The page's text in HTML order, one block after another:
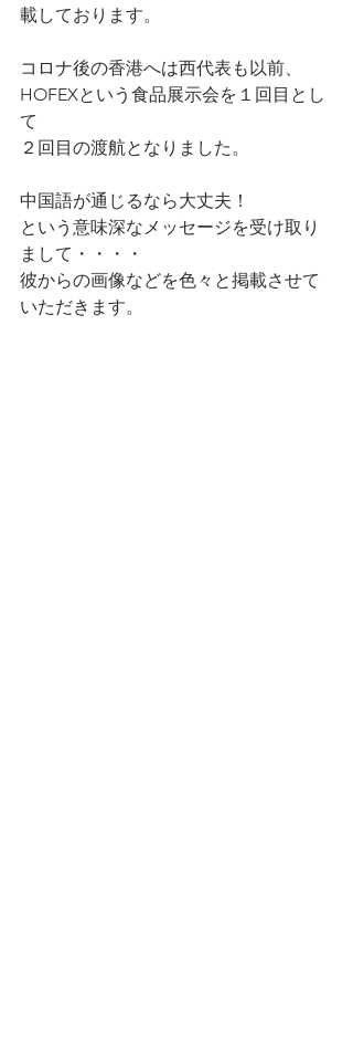
載しております。
コロナ後の香港へは西代表も以前、
HOFEXという食品展示会を１回目とし
て
２回目の渡航となりました。
中国語が通じるなら大丈夫！
という意味深なメッセージを受け取り
まして・・・・
彼からの画像などを色々と掲載させて
いただきます。